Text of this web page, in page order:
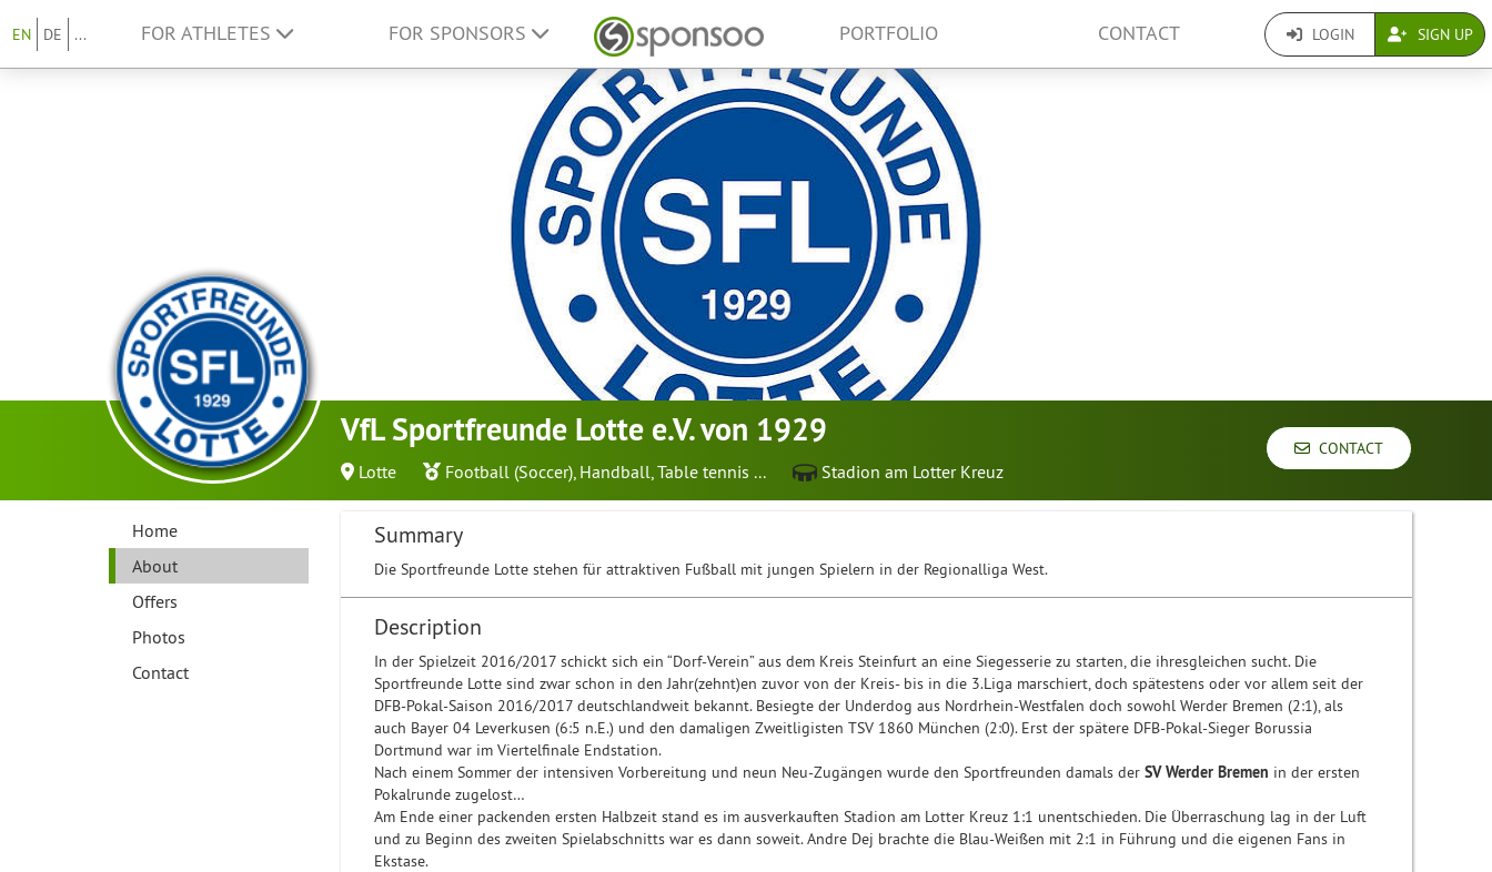
EN DE ... FOR ATHLETES FOR SPONSORS PORTFOLIO CONTACT LOGIN SIGN UP
VfL Sportfreunde Lotte e.V. von 1929
Lotte Football (Soccer), Handball,Table tennis ... Stadion am Lotter Kreuz
CONTACT
Home
About
Offers
Photos
Contact
Summary
Die Sportfreunde Lotte stehen für attraktiven Fußball mit jungen Spielern in der Regionalliga West.
Description
In der Spielzeit 2016/2017 schickt sich ein “Dorf-Verein” aus dem Kreis Steinfurt an eine Siegesserie zu starten, die ihresgleichen sucht. Die
Sportfreunde Lotte sind zwar schon in den Jahr(zehnt)en zuvor von der Kreis- bis in die 3.Liga marschiert, doch spätestens oder vor allem seit der
DFB-Pokal-Saison 2016/2017 deutschlandweit bekannt. Besiegte der Underdog aus Nordrhein-Westfalen doch sowohl Werder Bremen (2:1), als
auch Bayer 04 Leverkusen (6:5 n.E.) und den damaligen Zweitligisten TSV 1860 München (2:0). Erst der spätere DFB-Pokal-Sieger Borussia
Dortmund war im Viertelfinale Endstation.
Nach einem Sommer der intensiven Vorbereitung und neun Neu-Zugängen wurde den Sportfreunden damals der SV Werder Bremen in der ersten
Pokalrunde zugelost…
Am Ende einer packenden ersten Halbzeit stand es im ausverkauften Stadion am Lotter Kreuz 1:1 unentschieden. Die Überraschung lag in der Luft
und zu Beginn des zweiten Spielabschnitts war es dann soweit. Andre Dej brachte die Blau-Weißen mit 2:1 in Führung und die eigenen Fans in
Ekstase.